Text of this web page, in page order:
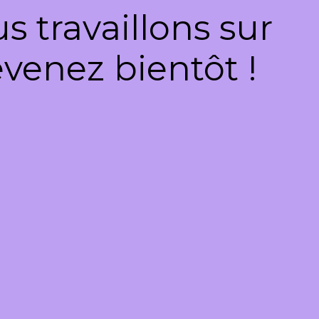
travaillons sur
bientôt !